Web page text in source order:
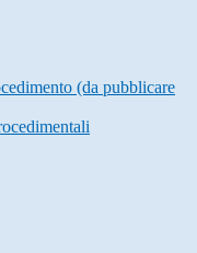
(da pubblicare